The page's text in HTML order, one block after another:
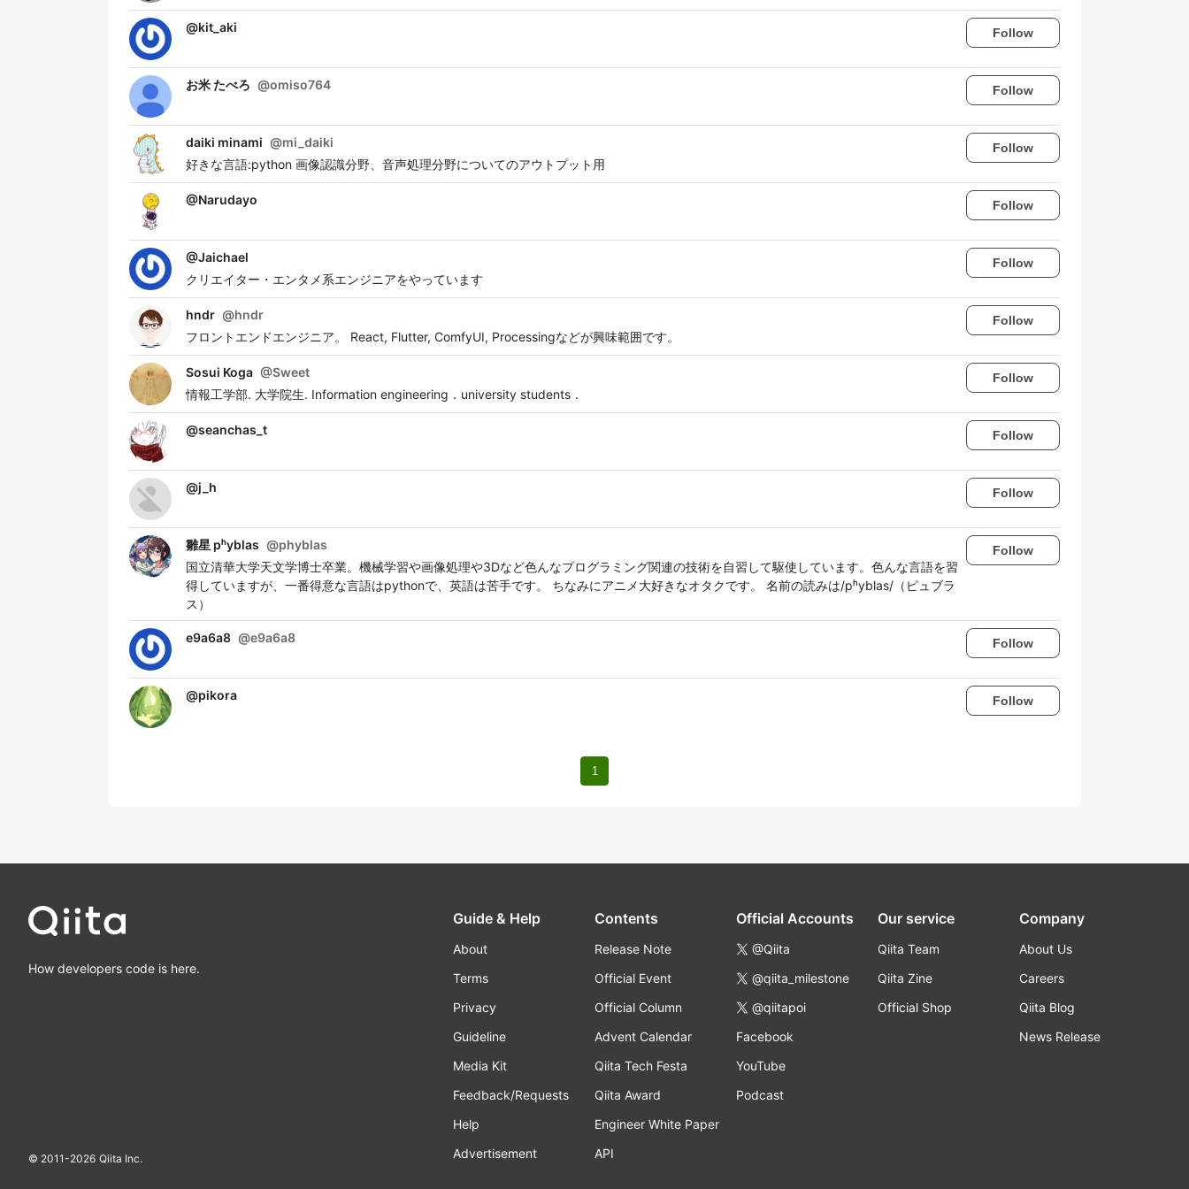
@kit_aki Follow
お米 たべろ @omiso764 Follow
daiki minami @mi_daiki
好きな言語:python 画像認識分野、音声処理分野についてのアウトプット用
Follow
@Narudayo Follow
@Jaichael
クリエイター・エンタメ系エンジニアをやっています
Follow
hndr @hndr
フロントエンドエンジニア。 React, Flutter, ComfyUI, Processingなどが興味範囲です。
Follow
Sosui Koga @Sweet
情報工学部. 大学院生. Information engineering．university students．
Follow
@seanchas_t Follow
@j_h Follow
雛星 pʰyblas @phyblas
国立清華大学天文学博士卒業。機械学習や画像処理や3Dなど色んなプログラミング関連の技術を自習して駆使しています。色んな言語を習
得していますが、一番得意な言語はpythonで、英語は苦手です。 ちなみにアニメ大好きなオタクです。 名前の読みは/pʰyblas/（ピュブラ
ス）
Follow
e9a6a8 @e9a6a8 Follow
@pikora Follow
1
How developers code is here.
© 2011-2026 Qiita Inc.
Guide & Help
About
Terms
Privacy
Guideline
Media Kit
Feedback/Requests
Help
Advertisement
Contents
Release Note
Official Event
Official Column
Advent Calendar
Qiita Tech Festa
Qiita Award
Engineer White Paper
API
Official Accounts
@Qiita
@qiita_milestone
@qiitapoi
Facebook
YouTube
Podcast
Our service
Qiita Team
Qiita Zine
Official Shop
Company
About Us
Careers
Qiita Blog
News Release